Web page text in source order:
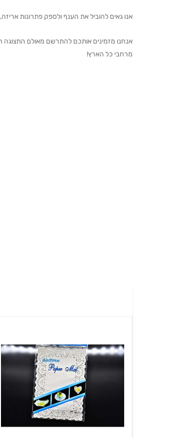
אנו גאים להוביל את הענף ולספק פתרונות
מרחבי כל הארץ!